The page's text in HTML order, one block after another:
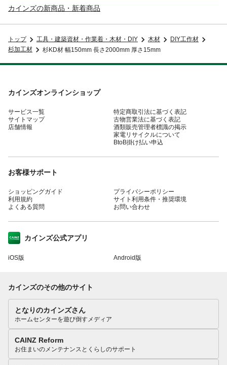
カインズの新商品・新着商品
トップ 工具・建築資材・作業着・木材・DIY 木材
DIY工作材
杉加工材
杉KD材 幅150mm 長さ2000mm 厚さ15mm
カインズオンラインショップ
サービス一覧
サイトマップ
店舗情報
特定商取引法に基づく表記
古物営業法に基づく表記
酒類販売管理者標識の掲示
家電リサイクルについて
BtoB掛け払い申込
お客様サポート
ショッピングガイド
利用規約
よくある質問
プライバシーポリシー
サイト利用条件・推奨環境
お問い合わせ
カインズ公式アプリ
iOS版 Android版
カインズのその他のサイト
となりのカインズさん
ホームセンターを遊び倒すメディア
CAINZ Reform
お住まいのメンテナンスとくらしのサポート